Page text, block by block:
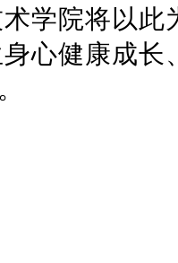
学院将以
心健康成